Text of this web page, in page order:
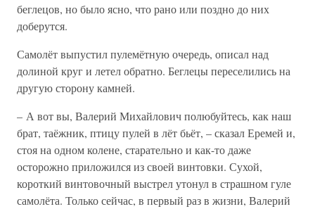
беглецов, но было ясно, что рано или поздно до них
доберутся.
Самолёт выпустил пулемётную очередь, описал над
долиной круг и летел обратно. Беглецы переселились на
другую сторону камней.
– А вот вы, Валерий Михайлович полюбуйтесь, как наш
брат, таёжник, птицу пулей в лёт бьёт, – сказал Еремей и,
стоя на одном колене, старательно и как-то даже
осторожно приложился из своей винтовки. Сухой,
короткий винтовочный выстрел утонул в страшном гуле
самолёта. Только сейчас, в первый раз в жизни, Валерий